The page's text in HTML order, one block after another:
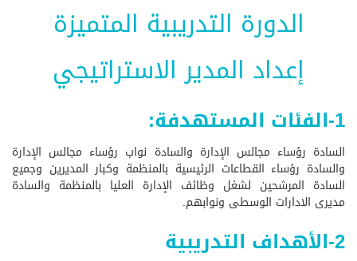
الدورة التدريبية المتميزة
إعداد المدير الاستراتيجي
1-الفئات المستهدفة:
السادة رؤساء مجالس الإدارة والسادة نواب رؤساء مجالس الإدارة
والسادة رؤساء القطاعات الرئيسية بالمنظمة وكبار المديرين وجميع
السادة المرشحين لشغل وظائف الإدارة العليا بالمنظمة والسادة
مديرى الادارات الوسطى ونوابهم.
2-الأهداف التدريبية